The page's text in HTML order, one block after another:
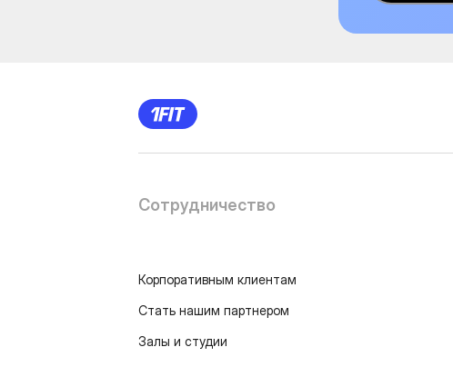
Сотрудничество
Корпоративным клиентам
Стать нашим партнером
Залы и студии